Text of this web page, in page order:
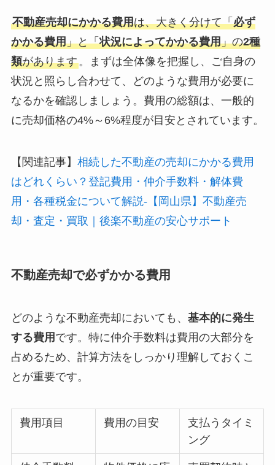
不動産売却にかかる費用は、大きく分けて「必ず
かかる費用」と「状況によってかかる費用」の2種
類があります。まずは全体像を把握し、ご自身の
状況と照らし合わせて、どのような費用が必要に
なるかを確認しましょう。費用の総額は、一般的
に売却価格の4%～6%程度が目安とされています。
【関連記事】 相続した不動産の売却にかかる費用
はどれくらい？登記費用・仲介手数料・解体費
用・各種税金について解説-【岡山県】不動産売
却・査定・買取｜後楽不動産の安心サポート
不動産売却で必ずかかる費用
どのような不動産売却においても、 基本的に発生
する費用 です。特に仲介手数料は費用の大部分を
占めるため、計算方法をしっかり理解しておくこ
とが重要です。
費用項目 費用の目安
支払うタイミ
ング